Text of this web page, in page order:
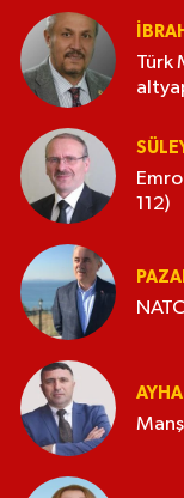
Türk
112)